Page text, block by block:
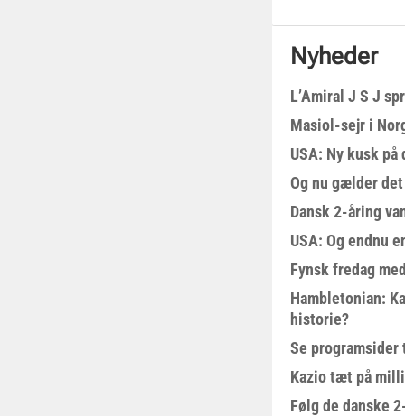
Nyheder
L’Amiral J S J
Masiol-sejr i
USA: Ny kusk på
Og nu gælder
Dansk 2-åring
USA: Og endnu
Fynsk fredag
Hambletonian:
historie?
Se
Kazio tæt på
Følg de danske